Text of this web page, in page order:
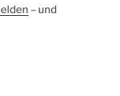
– und